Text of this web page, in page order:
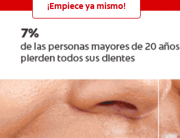
¡Empiece ya mismo!